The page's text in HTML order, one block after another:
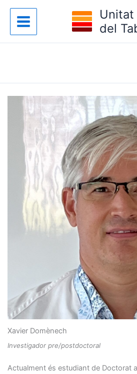
contingut
Unitat
del
Xavier Domènech
Investigador pre/postdoctoral
Actualment és estudiant de Doctorat